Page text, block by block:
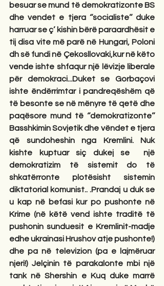
besuar se mund të demokratizonte BS
dhe vendet e tjera ‘’socialiste’’ duke
harruar se ç’ kishin bërë paraardhësit e
tij disa vite më parë në Hungari, Poloni
dh së fundi në Çekosllovaki,kur në këto
vende ishte shfaqur një lëvizje liberale
për demokraci...Duket se Gorbaçovi
ishte ëndërrimtar i pandreqëshëm që
të besonte se në mënyre të qetë dhe
paqësore mund të ‘’demokratizonte’’
Basshkimin Sovjetik dhe vëndet e tjera
që sundoheshin nga Kremlini. Nuk
kishte kuptuar siç dukej se  një
demokratizim të sistemit do të
shkatërronte plotësisht sistemin
diktatorial komunist.. .Prandaj u duk se
u kap në befasi kur po pushonte në
Krime (në këtë vend ishte traditë të
pushonin sunduesit e Kremlinit-madje
edhe ukrainasi Hrushov atje pushonte!)
dhe pa në televizion (pa e lajmëruar
njeri!) Jelçinin të parakalonte mbi një
tank në Shershin e Kuq duke marrë